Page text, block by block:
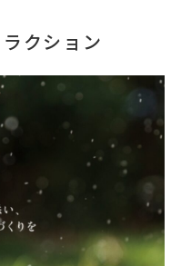
クション